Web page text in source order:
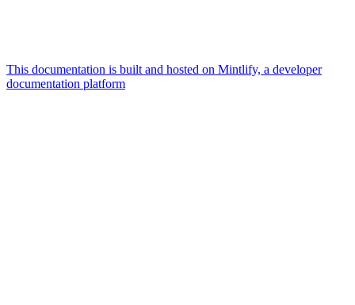
This documentation is built and hosted on Mintlify, a developer
documentation platform